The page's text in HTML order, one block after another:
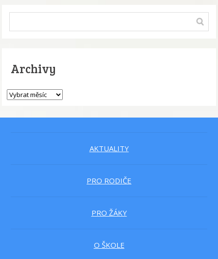
Archivy
AKTUALITY
PRO RODIČE
PRO ŽÁKY
O ŠKOLE